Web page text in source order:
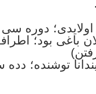
اولایدی؛ دوره سی
باغی بود؛
توشنده؛